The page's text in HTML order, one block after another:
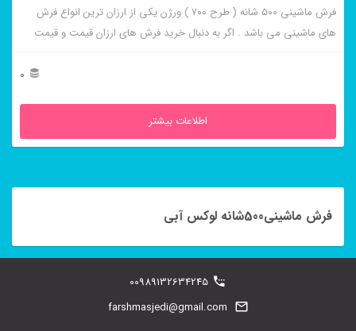
فرش ماشینی ۵۰۰ شانه ( طرح ۷۰۰ ) ورژن یکی از ارزان ترین انواع فرش
های ماشینی می باشد . اگر به دنبال خرید فرش های ارزان قیمت و قیمت
0
اطلاعات بیشتر
فرش ماشینی500شانه لوکس آبی
00989132634245
farshmasjedi@gmail.com